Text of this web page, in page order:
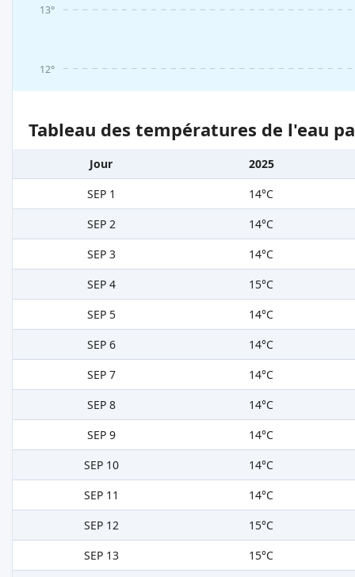
12°
13°
Tableau des températures de l'eau
Jour
2025
SEP 1
14°C
SEP 2
14°C
SEP 3
14°C
SEP 4
15°C
SEP 5
14°C
SEP 6
14°C
SEP 7
14°C
SEP 8
14°C
SEP 9
14°C
SEP 10
14°C
SEP 11
14°C
SEP 12
15°C
SEP 13
15°C